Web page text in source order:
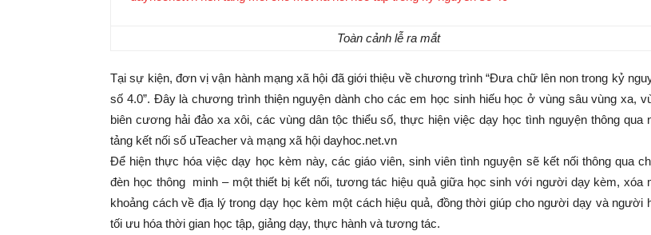
Toàn cảnh lễ ra mắt
Tại sự kiện, đơn vị vận hành mạng xã hội đã giới thiệu về chương trình “Đưa chữ lên non trong kỷ
số 4.0”. Đây là chương trình thiện nguyện dành cho các em học sinh hiếu học ở vùng sâu vùng xa,
biên cương hải đảo xa xôi, các vùng dân tộc thiểu số, thực hiện việc dạy học tình nguyện thông qua
tảng kết nối số uTeacher và mạng xã hội dayhoc.net.vn
Để hiện thực hóa việc dạy học kèm này, các giáo viên, sinh viên tình nguyện sẽ kết nối thông qua
đèn học thông minh – một thiết bị kết nối, tương tác hiệu quả giữa học sinh với người dạy kèm, xóa
khoảng cách về địa lý trong dạy học kèm một cách hiệu quả, đồng thời giúp cho người dạy và người
tối ưu hóa thời gian học tập, giảng dạy, thực hành và tương tác.